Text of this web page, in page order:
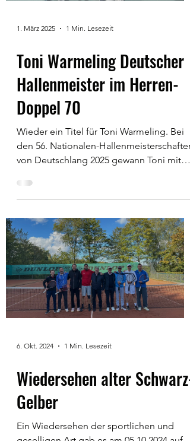
1. März 2025 1 Min. Lesezeit
Toni Warmeling Deutscher
Hallenmeister im Herren-
Doppel 70
Wieder ein Titel für Toni Warmeling. Bei
den 56. Nationalen-Hallenmeisterschaften
6. Okt. 2024 1 Min. Lesezeit
Wiedersehen alter Schwarz-
Gelber